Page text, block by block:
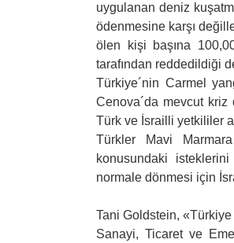
uygulanan deniz
ödenmesine karşı
ölen kişi başına
tarafından reddedildiği
Türkiye´nin Carmel
Cenova´da mevcut
Türk ve İsrailli yetkililer
Türkler Mavi
konusundaki
normale dönmesi için
Tani Goldstein, «Türkiye
Sanayi, Ticaret ve